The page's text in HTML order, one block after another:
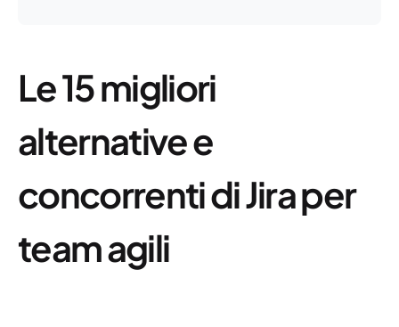
Le 15 migliori
alternative e
concorrenti di Jira per
team agili